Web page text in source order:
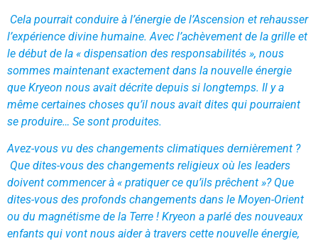
Cela pourrait conduire à l’énergie de l’Ascension et rehausser
l’expérience divine humaine. Avec l’achèvement de la grille et
le début de la « dispensation des responsabilités », nous
sommes maintenant exactement dans la nouvelle énergie
que Kryeon nous avait décrite depuis si longtemps. Il y a
même certaines choses qu’il nous avait dites qui pourraient
se produire… Se sont produites.
Avez-vous vu des changements climatiques dernièrement ?
Que dites-vous des changements religieux où les leaders
doivent commencer à « pratiquer ce qu’ils prêchent »? Que
dites-vous des profonds changements dans le Moyen-Orient
ou du magnétisme de la Terre ! Kryeon a parlé des nouveaux
enfants qui vont nous aider à travers cette nouvelle énergie,